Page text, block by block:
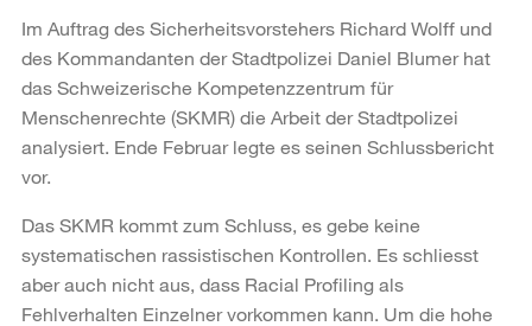
Im Auftrag des Sicherheitsvorstehers Richard Wolff und
des Kommandanten der Stadtpolizei Daniel Blumer hat
das Schweizerische Kompetenzzentrum für
Menschenrechte (SKMR) die Arbeit der Stadtpolizei
analysiert. Ende Februar legte es seinen Schlussbericht
vor.
Das SKMR kommt zum Schluss, es gebe keine
systematischen rassistischen Kontrollen. Es schliesst
aber auch nicht aus, dass Racial Profiling als
Fehlverhalten Einzelner vorkommen kann. Um die hohe